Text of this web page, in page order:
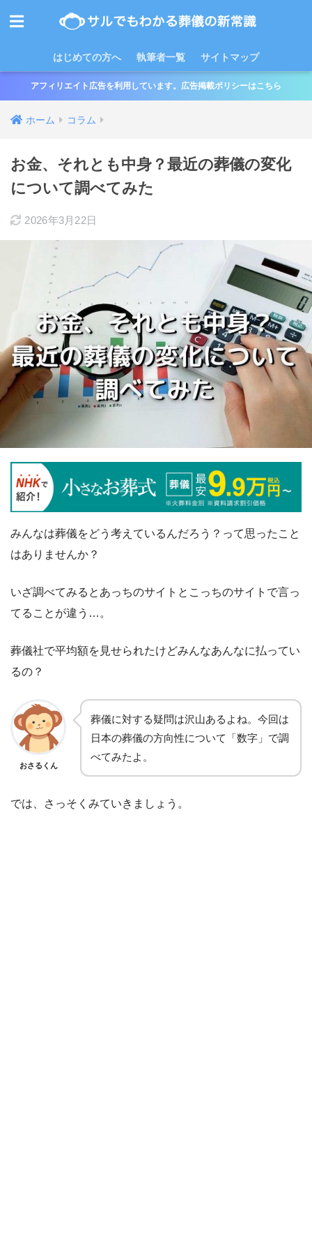
はじめての方へ 執筆者一覧 サイトマップ
アフィリエイト広告を利用しています。広告掲載ポリシーはこちら
ホーム コラム
お金、それとも中身？最近の葬儀の変化
について調べてみた
2026年3月22日
みんなは葬儀をどう考えているんだろう？って思ったこと
はありませんか？
いざ調べてみるとあっちのサイトとこっちのサイトで言っ
てることが違う…。
葬儀社で平均額を見せられたけどみんなあんなに払ってい
るの？
おさるくん
葬儀に対する疑問は沢山あるよね。今回は
日本の葬儀の方向性について「数字」で調
べてみたよ。
では、さっそくみていきましょう。